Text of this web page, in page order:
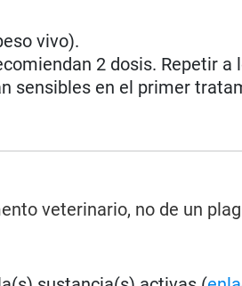
vivo).
2 dosis. Repetir a
sensibles en el primer
veterinario, no de un